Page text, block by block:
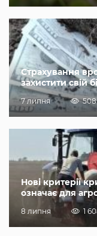
Страхування
захистити свій
7 липня 508
Нові критерії
означає для
8 липня 1